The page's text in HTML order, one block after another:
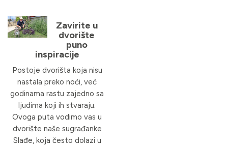
Zavirite u
dvorište
puno
inspiracije
Postoje dvorišta koja nisu
nastala preko noći, već
godinama rastu zajedno sa
ljudima koji ih stvaraju.
Ovoga puta vodimo vas u
dvorište naše sugrađanke
Slađe, koja često dolazi u